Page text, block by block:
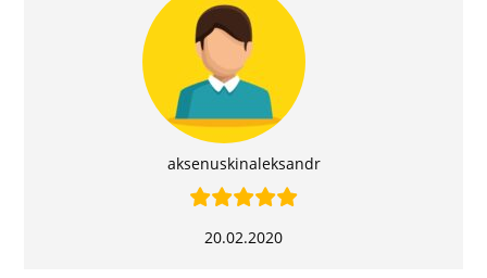
aksenuskinaleksandr
20.02.2020